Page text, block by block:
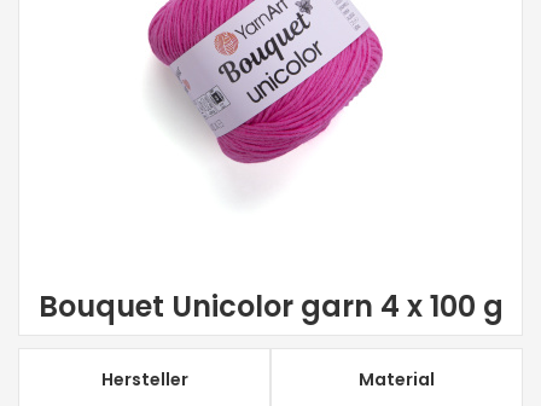
Bouquet Unicolor garn 4 x 100 g
Hersteller Material